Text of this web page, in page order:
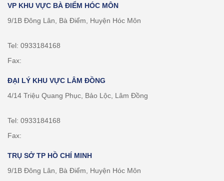
VP KHU VỰC BÀ ĐIỂM HÓC MÔN
9/1B Đông Lân, Bà Điểm, Huyện Hóc Môn
Tel: 0933184168
Fax:
ĐẠI LÝ KHU VỰC LÂM ĐỒNG
4/14 Triệu Quang Phục, Bảo Lộc, Lâm Đồng
Tel: 0933184168
Fax:
TRỤ SỞ TP HỒ CHÍ MINH
9/1B Đông Lân, Bà Điểm, Huyện Hóc Môn